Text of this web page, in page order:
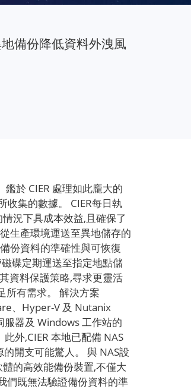
備份降低資料外洩風
於 CIER 處理如此龐大的
收集的數據。 CIER每日執
況下具成本效益,且確保了
生產環境運送至異地儲存的
份資料的準確性與可恢復
碟定期運送至指定地點儲
資料保護策略,尋求更靈活
所有需求。 解決方案
、Hyper-V 及 Nutanix
器及 Windows 工作站的
外,CIER 本地已配備 NAS
開支可能驚人。 與 NAS設
的高效能備份裝置,不僅大
們既無法驗證備份資料的準